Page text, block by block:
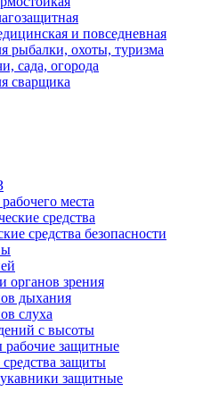
и повседневная
рыбалки, охоты, туризма
сада, огорода
сварщика
места
средства
средства безопасности
органов зрения
дыхания
слуха
с высоты
защитные
защиты
защитные